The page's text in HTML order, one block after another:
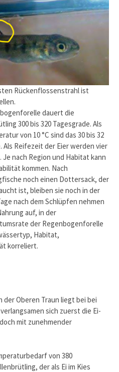
Rückenflossenstrahl ist
dauert die
300 bis 320 Tagesgrade. Als
von 10 °C sind das 30 bis 32
Als Reifezeit der Eier werden vier
nach Region und Habitat kann
kommen. Nach
noch einen Dottersack, der
ist, bleiben sie noch in der
nach dem Schlüpfen nehmen
auf, in der
der Regenbogenforelle
Habitat,
korreliert.
Oberen Traun liegt bei bei
sich zuerst die Ei-
mit zunehmender
von 380
der als Ei im Kies